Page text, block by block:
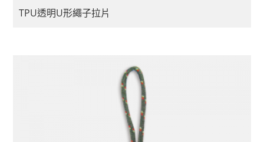
TPU透明U形繩子拉片